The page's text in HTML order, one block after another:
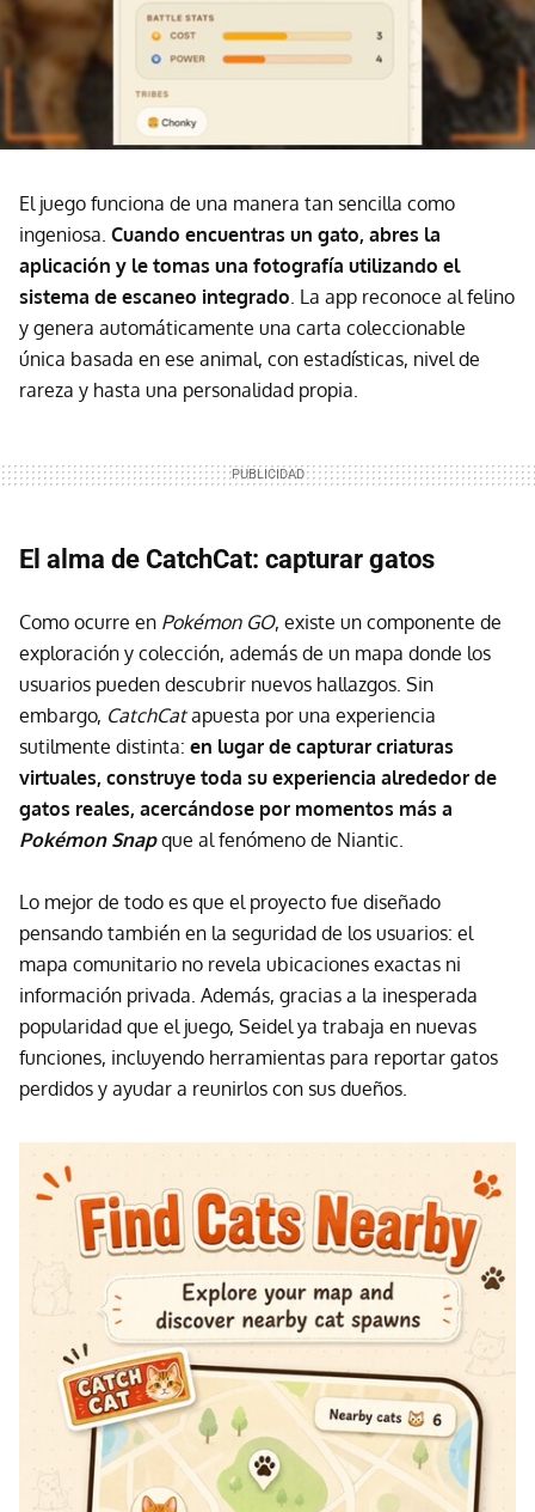
El juego funciona de una manera tan sencilla como
ingeniosa. Cuando encuentras un gato, abres la
aplicación y le tomas una fotografía utilizando el
sistema de escaneo integrado. La app reconoce al felino
y genera automáticamente una carta coleccionable
única basada en ese animal, con estadísticas, nivel de
rareza y hasta una personalidad propia.
El alma de CatchCat: capturar gatos
Como ocurre en Pokémon GO, existe un componente de
exploración y colección, además de un mapa donde los
usuarios pueden descubrir nuevos hallazgos. Sin
embargo, CatchCatapuesta por una experiencia
sutilmente distinta: en lugar de capturar criaturas
virtuales, construye toda su experiencia alrededor de
gatos reales, acercándose por momentos más a
Pokémon Snapque al fenómeno de Niantic.
Lo mejor de todo es que el proyecto fue diseñado
pensando también en la seguridad de los usuarios: el
mapa comunitario no revela ubicaciones exactas ni
información privada. Además, gracias a la inesperada
popularidad que el juego, Seidel ya trabaja en nuevas
funciones, incluyendo herramientas para reportar gatos
perdidos y ayudar a reunirlos con sus dueños.